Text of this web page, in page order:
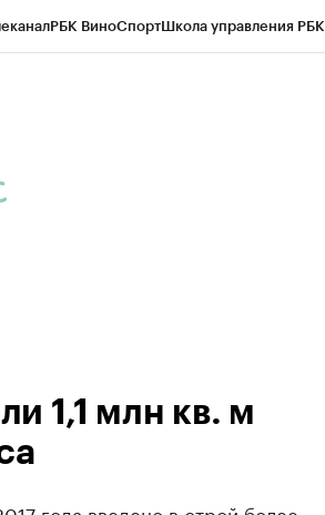
РБК ВиноСпортШкола управления РБК
1,1 млн кв. м